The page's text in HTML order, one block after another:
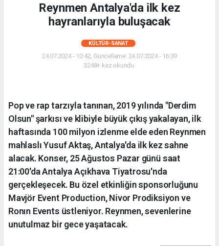
Reynmen Antalya'da ilk kez
hayranlarıyla buluşacak
KÜLTÜR-SANAT
24.07.2024 - 10:42, Güncelleme: 24.07.2024 - 16:39
3248+ kez okundu.
Pop ve rap tarzıyla tanınan, 2019 yılında "Derdim
Olsun" şarkısı ve klibiyle büyük çıkış yakalayan, ilk
haftasında 100 milyon izlenme elde eden Reynmen
mahlaslı Yusuf Aktaş, Antalya'da ilk kez sahne
alacak. Konser, 25 Ağustos Pazar günü saat
21:00'da Antalya Açıkhava Tiyatrosu'nda
gerçekleşecek. Bu özel etkinliğin sponsorluğunu
Mavjör Event Production, Nivor Prodiksiyon ve
Ronın Events üstleniyor. Reynmen, sevenlerine
unutulmaz bir gece yaşatacak.